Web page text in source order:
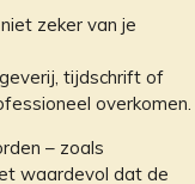
zeker van je
tijdschrift of
overkomen.
– zoals
waardevol dat de